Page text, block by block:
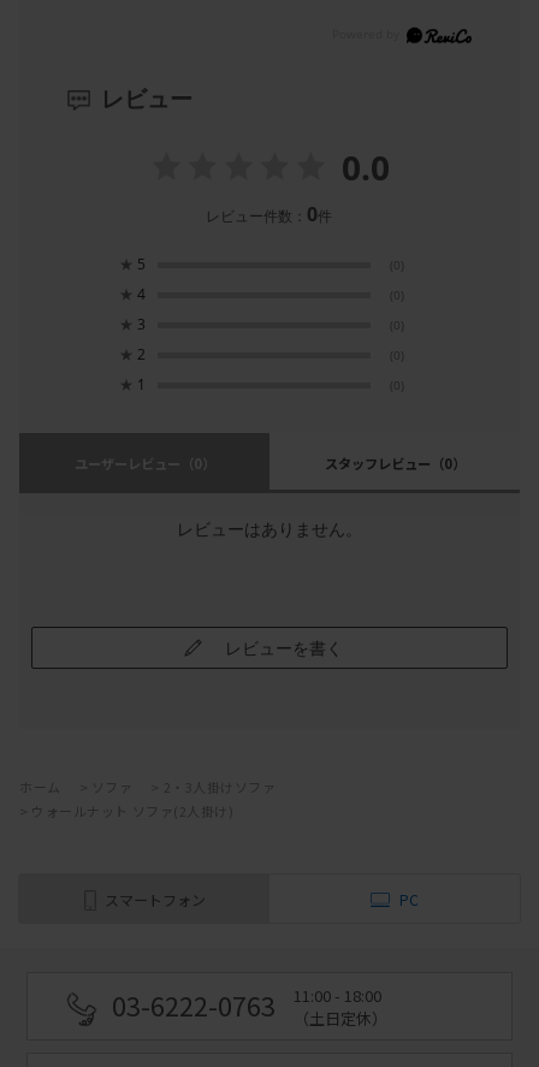
レビュー
0.0
レビュー件数： 0件
★ 5 (0)
★ 4 (0)
★ 3 (0)
★ 2 (0)
★ 1 (0)
ユーザーレビュー （0） スタッフレビュー （0）
レビューはありません。
レビューを書く
ホーム ソファ
2・3人掛けソファ
ウォールナット ソファ(2人掛け)
スマートフォン PC
03-6222-0763
11:00 - 18:00
（土日定休）